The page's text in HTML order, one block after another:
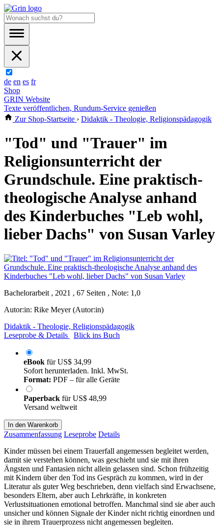
de en es fr
Shop
GRIN Website
Texte veröffentlichen, Rundum-Service genießen
Zur Shop-Startseite › Didaktik - Theologie, Religionspädagogik
"Tod" und "Trauer" im
Religionsunterricht der
Grundschule. Eine praktisch-
theologische Analyse anhand
des Kinderbuches "Leb wohl,
lieber Dachs" von Susan Varley
Bachelorarbeit , 2021 , 67 Seiten , Note: 1,0
Autor:in: Rike Meyer (Autor:in)
Didaktik - Theologie, Religionspädagogik
Leseprobe & Details
Blick ins Buch
eBook fürUS$ 34,99
Sofort herunterladen. Inkl. MwSt.
Format: PDF – für alle Geräte
Paperback fürUS$ 48,99
Versand weltweit
In den Warenkorb
Zusammenfassung Leseprobe Details
Kinder müssen bei einem Trauerfall angemessen begleitet werden,
damit sie verstehen können, was geschieht und sie mit ihren
Ängsten und Fantasien nicht allein gelassen sind. Schon frühzeitig
mit Kindern über den Tod ins Gespräch zu kommen, wird in der
Literatur als guter Weg beschrieben, denn vielfach sind Erwachsene,
besonders Eltern, aber auch Lehrkräfte, in konkreten
Verlustsituationen emotional betroffen. Manchmal sind sie aber auch
unsicher und können Signale der Kinder nicht richtig einordnen und
sie in ihrem Trauerprozess nicht angemessen begleiten.